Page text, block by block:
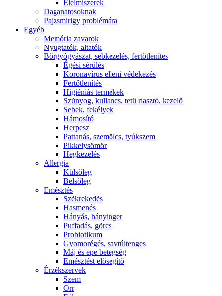
É́lelmiszerek
Daganatosoknak
Pajzsmirigy problémára
Egyéb
Memória zavarok
Nyugtatók, altatók
Bőrgyógyászat, sebkezelés, fertőtlenítes
É́gési sérülés
Koronavírus elleni védekezés
Fertőtlenítés
Higiéniás termékek
Szúnyog, kullancs, tetű riasztó, kezelő
Sebek, fekélyek
Hámosító
Herpesz
Pattanás, szemölcs, tyúkszem
Pikkelysömör
Hegkezelés
Allergia
Külsőleg
Belsőleg
Emésztés
Székrekedés
Hasmenés
Hányás, hányinger
Puffadás, görcs
Probiotikum
Gyomorégés, savtúltenges
Máj és epe betegség
Emésztést elősegítő
Érzékszervek
Szem
Orr